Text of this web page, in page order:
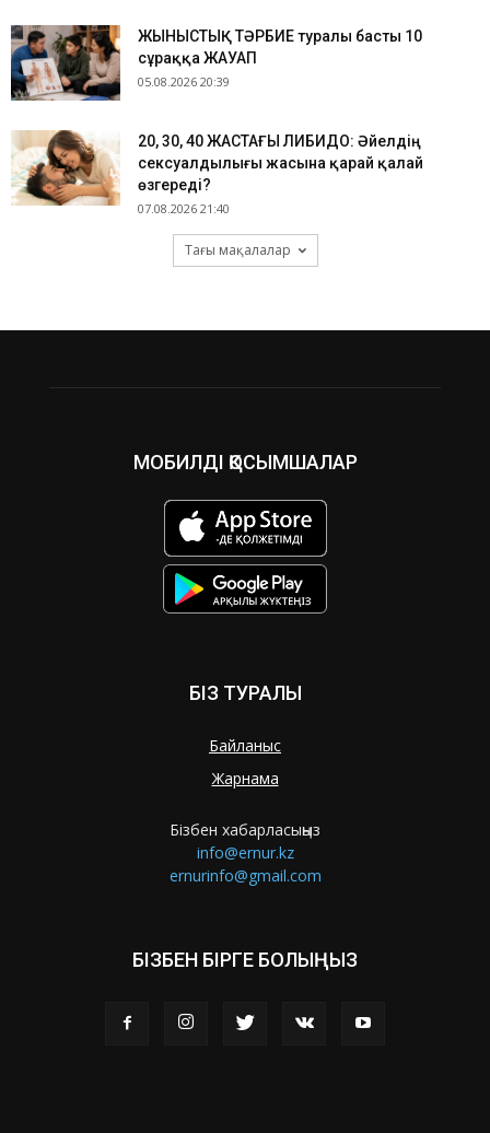
ЖЫНЫСТЫҚ ТӘРБИЕ туралы басты 10
сұраққа ЖАУАП
05.08.2026 20:39
​20, 30, 40 ЖАСТАҒЫ ЛИБИДО: Әйелдің
сексуалдылығы жасына қарай қалай
өзгереді?
07.08.2026 21:40
Тағы мақалалар
МОБИЛДІ ҚОСЫМШАЛАР
БІЗ ТУРАЛЫ
Байланыс
Жарнама
Бізбен хабарласыңыз
info@ernur.kz
ernurinfo@gmail.com
БІЗБЕН БІРГЕ БОЛЫҢЫЗ